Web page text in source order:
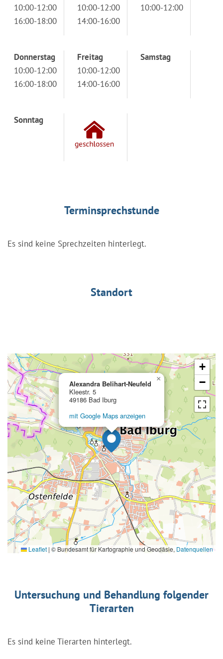
10:00-12:00
16:00-18:00
10:00-12:00
14:00-16:00
10:00-12:00
Donnerstag
10:00-12:00
16:00-18:00
Freitag
10:00-12:00
14:00-16:00
Samstag
Sonntag
Terminsprechstunde
Es sind keine Sprechzeiten hinterlegt.
Standort
Alexandra Belihart-Neufeld
Kleestr. 5
49186 Bad Iburg
mit Google Maps anzeigen
×
+
−
Leaflet | © Bundesamt für Kartographie und Geodäsie, Datenquellen
Untersuchung und Behandlung folgender
Tierarten
Es sind keine Tierarten hinterlegt.